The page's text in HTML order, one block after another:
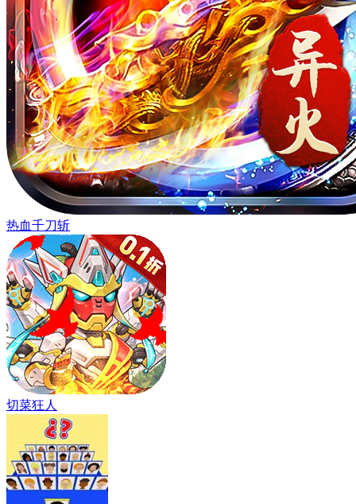
热血千刀斩
切菜狂人